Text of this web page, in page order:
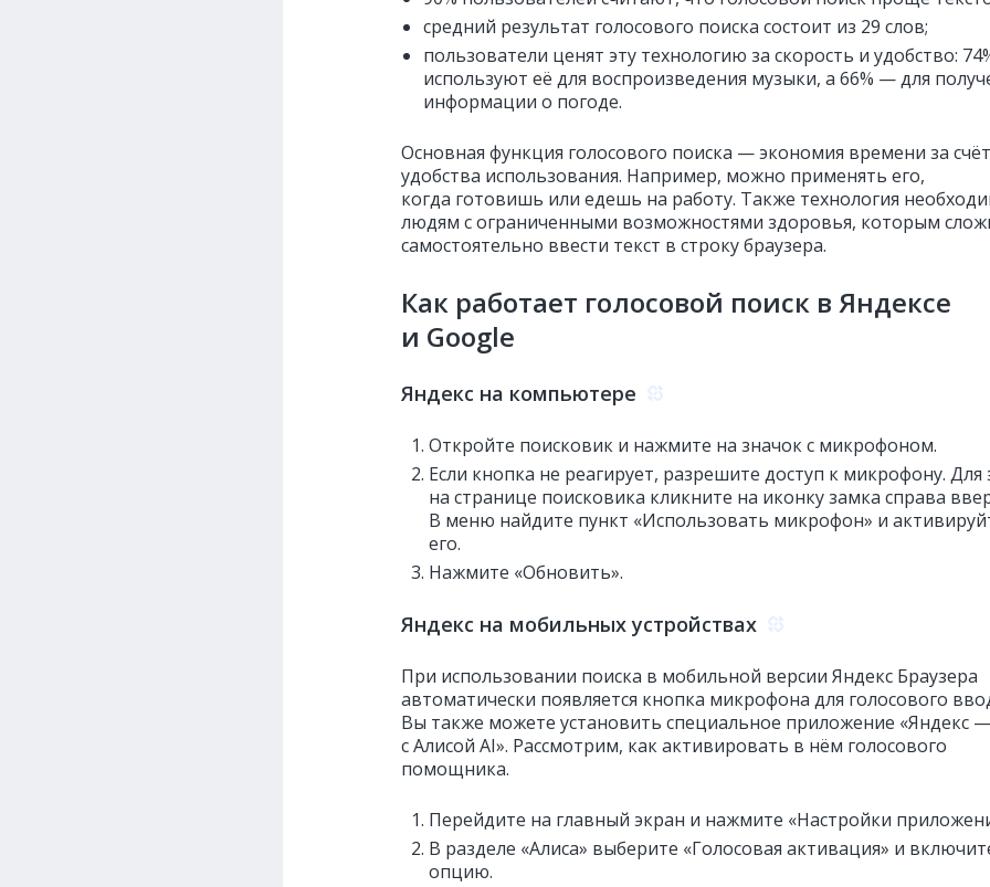
средний результат голосового поиска состоит из 29 слов;
пользователи ценят эту технологию за скорость и удобство:
используют её для воспроизведения музыки, а 66% — для
информации о погоде.
Основная функция голосового поиска — экономия времени за счёт
удобства использования. Например, можно применять его,
когда готовишь или едешь на работу. Также технология
людям с ограниченными возможностями здоровья, которым
самостоятельно ввести текст в строку браузера.
Как работает голосовой поиск в Яндексе
и Google
Яндекс на компьютере
Откройте поисковик и нажмите на значок с микрофоном.
Если кнопка не реагирует, разрешите доступ к микрофону. Для
на странице поисковика кликните на иконку замка справа
В меню найдите пункт «Использовать микрофон» и
его.
Нажмите «Обновить».
Яндекс на мобильных устройствах
При использовании поиска в мобильной версии Яндекс Браузера
автоматически появляется кнопка микрофона для голосового
Вы также можете установить специальное приложение «Яндекс —
с Алисой AI». Рассмотрим, как активировать в нём голосового
помощника.
Перейдите на главный экран и нажмите «Настройки
В разделе «Алиса» выберите «Голосовая активация» и
опцию.